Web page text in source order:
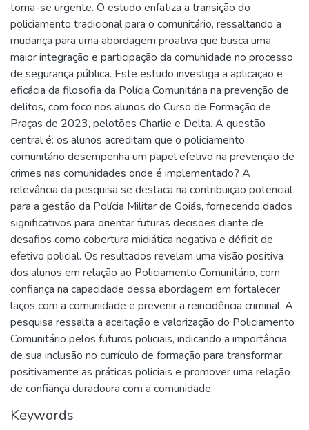
torna-se urgente. O estudo enfatiza a transição do
policiamento tradicional para o comunitário, ressaltando a
mudança para uma abordagem proativa que busca uma
maior integração e participação da comunidade no processo
de segurança pública. Este estudo investiga a aplicação e
eficácia da filosofia da Polícia Comunitária na prevenção de
delitos, com foco nos alunos do Curso de Formação de
Praças de 2023, pelotões Charlie e Delta. A questão
central é: os alunos acreditam que o policiamento
comunitário desempenha um papel efetivo na prevenção de
crimes nas comunidades onde é implementado? A
relevância da pesquisa se destaca na contribuição potencial
para a gestão da Polícia Militar de Goiás, fornecendo dados
significativos para orientar futuras decisões diante de
desafios como cobertura midiática negativa e déficit de
efetivo policial. Os resultados revelam uma visão positiva
dos alunos em relação ao Policiamento Comunitário, com
confiança na capacidade dessa abordagem em fortalecer
laços com a comunidade e prevenir a reincidência criminal. A
pesquisa ressalta a aceitação e valorização do Policiamento
Comunitário pelos futuros policiais, indicando a importância
de sua inclusão no currículo de formação para transformar
positivamente as práticas policiais e promover uma relação
de confiança duradoura com a comunidade.
Keywords